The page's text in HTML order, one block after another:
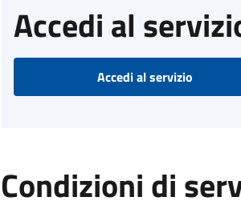
Accedi al
Accedi al servizio
Condizioni di